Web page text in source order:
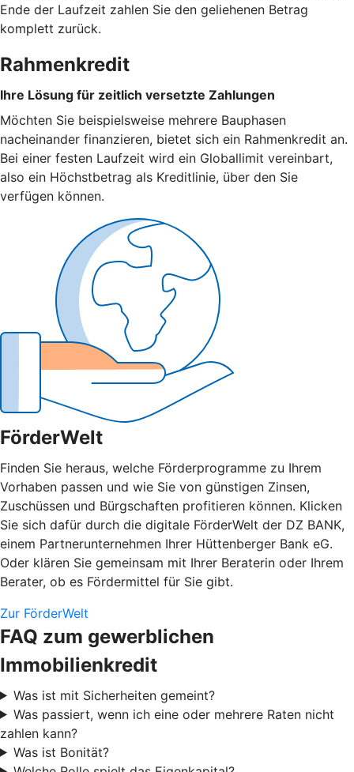
Ende der Laufzeit zahlen Sie den geliehenen Betrag
komplett zurück.
Rahmenkredit
Ihre Lösung für zeitlich versetzte Zahlungen
Möchten Sie beispielsweise mehrere Bauphasen
nacheinander finanzieren, bietet sich ein Rahmenkredit an.
Bei einer festen Laufzeit wird ein Globallimit vereinbart,
also ein Höchstbetrag als Kreditlinie, über den Sie
verfügen können.
FörderWelt
Finden Sie heraus, welche Förderprogramme zu Ihrem
Vorhaben passen und wie Sie von günstigen Zinsen,
Zuschüssen und Bürgschaften profitieren können. Klicken
Sie sich dafür durch die digitale FörderWelt der DZ BANK,
einem Partnerunternehmen Ihrer Hüttenberger Bank eG.
Oder klären Sie gemeinsam mit Ihrer Beraterin oder Ihrem
Berater, ob es Fördermittel für Sie gibt.
Zur FörderWelt
FAQ zum gewerblichen
Immobilienkredit
Was ist mit Sicherheiten gemeint?
Was passiert, wenn ich eine oder mehrere Raten nicht
zahlen kann?
Was ist Bonität?